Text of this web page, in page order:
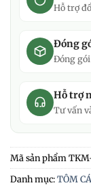
Hỗ trợ
Đóng
Đóng gói
Hỗ trợ
Tư vấn
Mã sản phẩm
Danh mục:TÔM